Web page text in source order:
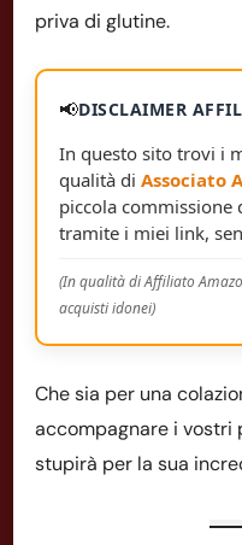
priva di glutine.
📢DISCLAIMER
In questo sito trovi i
qualità di Associato
piccola
tramite i miei link,
(In qualità di Affiliato
acquisti idonei)
Che sia per una
accompagnare i vostri
stupirà per la sua